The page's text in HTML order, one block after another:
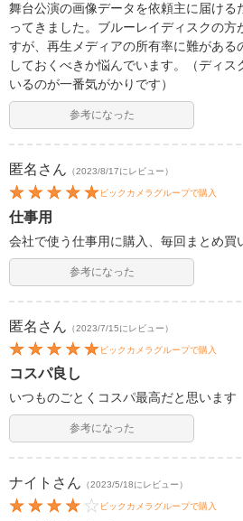
舞台公演の画像データを依頼主に届ける
ってきました。ブルーレイディスクの
すが、再生メディアの所有率に難がある
しておくべきか悩んでいます。（ディス
いるのが一番気がかりです）
参考になった
匿名 さん （2023/8/17にレビュー）
ビックカメラグループで購入
仕事用
会社で使う仕事用に購入、毎回まとめ買
参考になった
匿名 さん （2023/7/15にレビュー）
ビックカメラグループで購入
コスパ良し
いつものごとくコスパ最高だと思います
参考になった
ナイト さん （2023/5/18にレビュー）
ビックカメラグループで購入